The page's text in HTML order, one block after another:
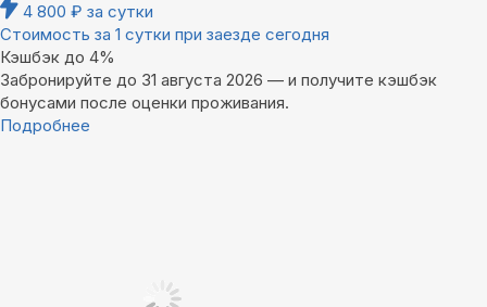
4 800 ₽ за сутки
Стоимость за 1 сутки при заезде сегодня
Кэшбэк до 4%
Забронируйте до 31 августа 2026 — и получите кэшбэк
бонусами после оценки проживания.
Подробнее